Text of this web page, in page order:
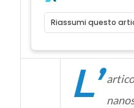
Riassumi questo
L’